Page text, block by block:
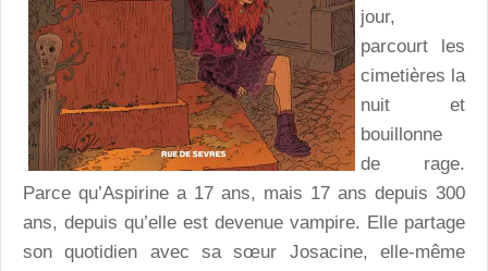
jour,
parcourt les
cimetières la
nuit et
bouillonne
de rage.
Parce qu’Aspirine a 17 ans, mais 17 ans depuis 300
ans, depuis qu’elle est devenue vampire. Elle partage
son quotidien avec sa sœur Josacine, elle-même